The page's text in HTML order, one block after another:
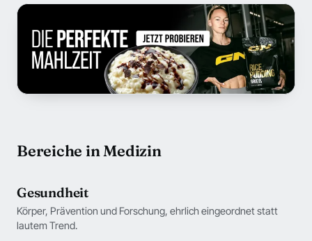
Bereiche in Medizin
Gesundheit
Körper, Prävention und Forschung, ehrlich eingeordnet statt
lautem Trend.